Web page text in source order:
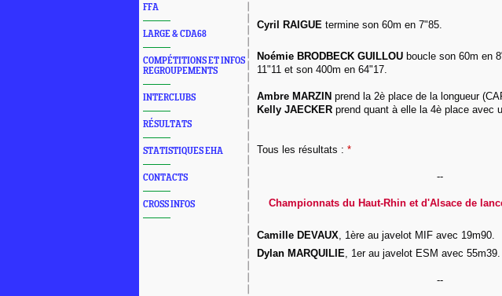
FFA
LARGE & CDA68
COMPÉTITIONS ET INFOS
REGROUPEMENTS
INTERCLUBS
RÉSULTATS
STATISTIQUES EHA
CONTACTS
CROSS INFOS
Cyril RAIGUE termine son 60m en 7"85.
Noémie BRODBECK GU ILLOU boucle son 60m en
11"11 et son 400m en 64"17.
Ambre MARZIN prend la 2è place de la longueur
Kelly JAECKER prend quant à elle la 4è place avec
Tous les résultats : *
--
Championnats du Haut-Rhin et d'Alsace de
Camille DEVAUX , 1ère au javelot MIF avec 19m90.
Dylan MARQUILIE, 1er au javelot ESM avec 55m39.
--